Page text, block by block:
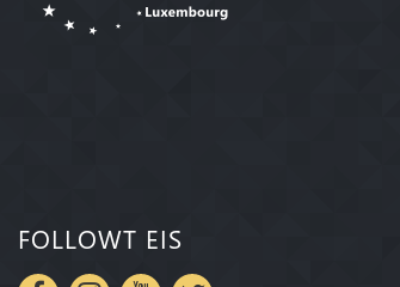
FOLLOWT EIS